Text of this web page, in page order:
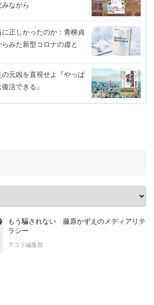
ながら
に正しかったのか：青柳貞
みた新型コロナの虚と
元凶を直視せよ『やっぱ
活できる』
もう騙されない 藤原かずえのメディアリテ
ラシー
アゴラ編集部